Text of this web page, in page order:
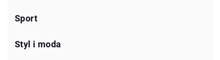
Sport
Styl i moda